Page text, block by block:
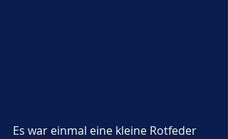
Es war einmal eine kleine Rotfeder